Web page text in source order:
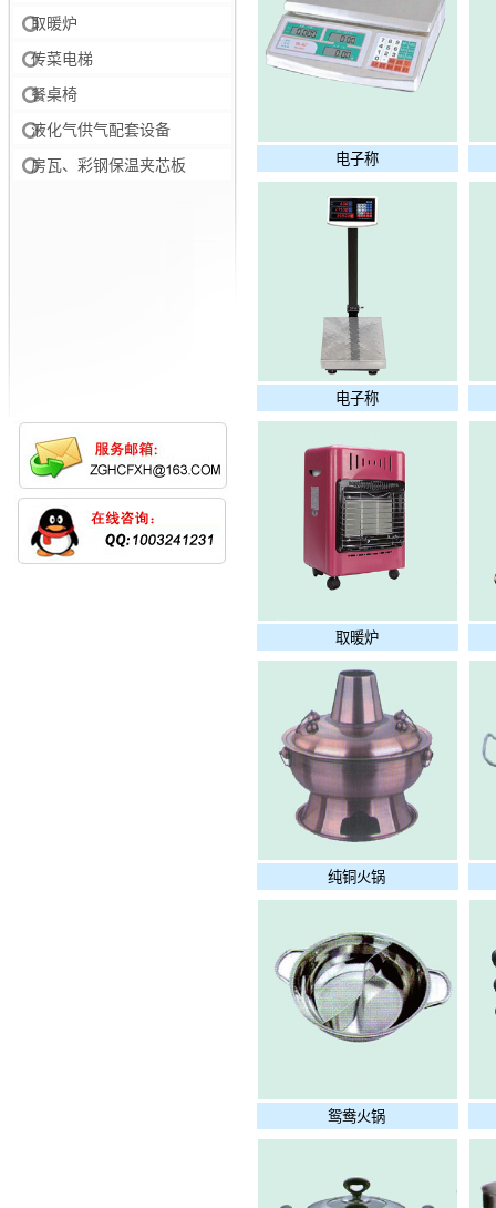
取暖炉
传菜电梯
餐桌椅
液化气供气配套设备
房瓦、彩钢保温夹芯板 电子称
电子称
取暖炉
纯铜火锅
鸳鸯火锅